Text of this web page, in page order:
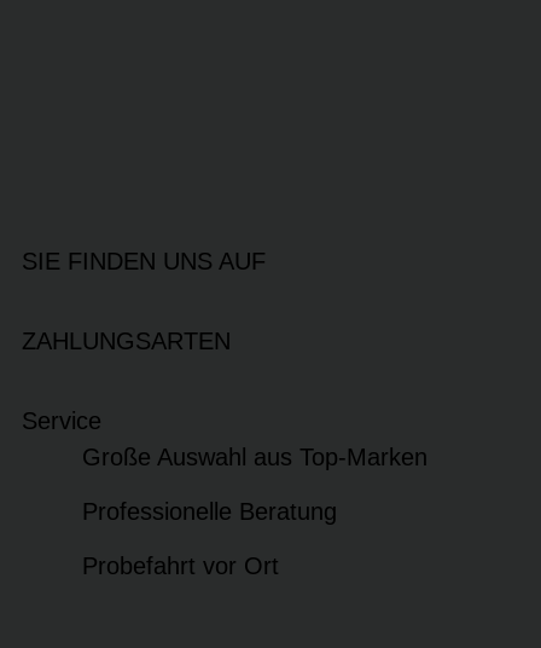
SIE FINDEN UNS AUF
ZAHLUNGSARTEN
Service
Große Auswahl aus Top-Marken
Professionelle Beratung
Probefahrt vor Ort